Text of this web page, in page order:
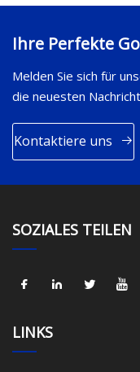
Ihre Perfekte
Melden Sie sich für
die neuesten
Kontaktiere uns
SOZIALES TEILEN
LINKS